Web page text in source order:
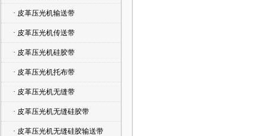
· 皮革压光机输送带
· 皮革压光机传送带
· 皮革压光机硅胶带
· 皮革压光机托布带
· 皮革压光机无缝带
· 皮革压光机无缝硅胶带
· 皮革压光机无缝硅胶输送带